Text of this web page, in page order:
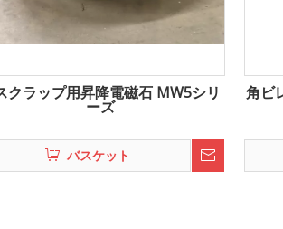
クラップ用昇降電磁石 MW5シリ
ーズ
バスケット
角ビ